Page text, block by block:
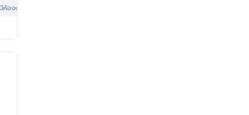
มีห้องนอนล่าง